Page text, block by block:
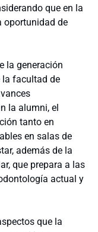
que en la
oportunidad de
la generación
la facultad de
la alumni, el
tanto en
en salas de
además de la
que prepara a las
actual y
que la